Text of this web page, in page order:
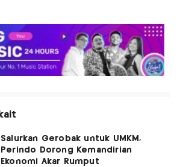
Salurkan Gerobak untuk UMKM,
Perindo Dorong Kemandirian
Ekonomi Akar Rumput